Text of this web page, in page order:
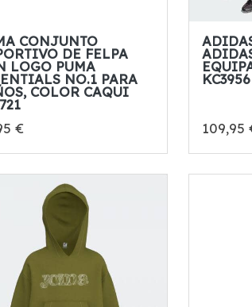
CONJUNTO
DE FELPA
LOGO PUMA
NO.1 PARA
COLOR CAQUI
€
KC3956
109,95